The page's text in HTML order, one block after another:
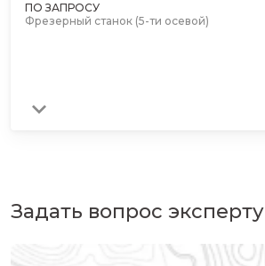
ПО ЗАПРОСУ
Фрезерный станок (5-ти осевой)
Задать вопрос эксперту